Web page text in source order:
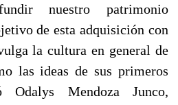
nuestro patrimonio
de esta adquisición con
la cultura en general de
las ideas de sus primeros
Odalys Mendoza Junco,